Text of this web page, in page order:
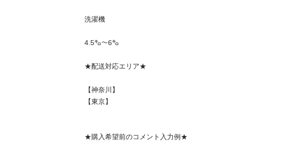
洗濯機
4.5㌔〜6㌔
★配送対応エリア★
【神奈川】
【東京】
★購入希望前のコメント入力例★